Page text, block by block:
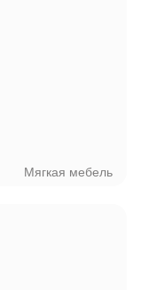
Мягкая мебель